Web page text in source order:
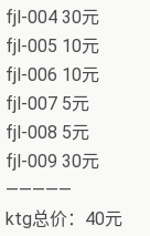
fjl-004 30元
fjl-005 10元
fjl-006 10元
fjl-007 5元
fjl-008 5元
fjl-009 30元
—————
ktg总价：40元